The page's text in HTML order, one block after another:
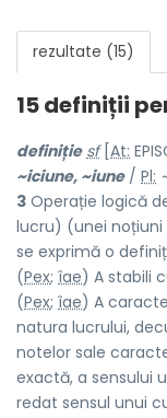
rezultate (15)
15 definiții
definiție sf[ At:
~iciune, ~iune/ Pl:
3 Operație logică
lucru) (unei
se exprimă o
(Pex; îae) A stabili
(Pex; îae) A
natura lucrului,
notelor sale
exactă, a sensului
redat sensul unui